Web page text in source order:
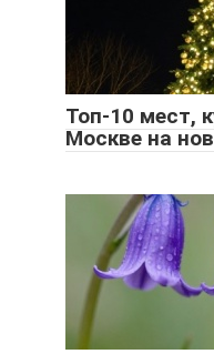
Топ-10 мест,
Москве на